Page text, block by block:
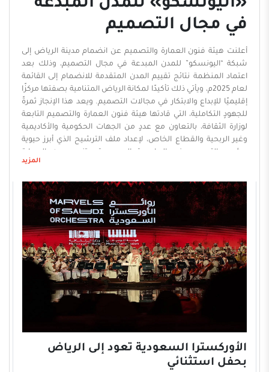
«اليونسكو» للمدن المبدعة
في مجال التصميم
أعلنت هيئة فنون العمارة والتصميم عن انضمام مدينة الرياض إلى
شبكة “اليونسكو” للمدن المبدعة في مجال التصميم، وذلك بعد
اعتماد المنظمة نتائج تقييم المدن المتقدمة للانضمام إلى القائمة
لعام 2025م، ويأتي ذلك تأكيدًا لمكانة الرياض المتنامية بصفتها مركزًا
إقليميًا للإبداع والابتكار في مجالات التصميم. ويعد هذا الإنجاز ثمرةً
للجهودٍ التكاملية، التي قادتها هيئة فنون العمارة والتصميم التابعة
لوزارة الثقافة، بالتعاون مع عددٍ من الجهات الحكومية والأكاديمية
وغير الربحية والقطاع الخاص، لإعداد ملف الترشيح الذي أبرز حيوية
والتصميم الحضري والتصميم الصناعي والداخلي وتصميم المنتجات
الرئيس ...
المزيد
الأوركسترا السعودية تعود إلى الرياض
بحفل استثنائي